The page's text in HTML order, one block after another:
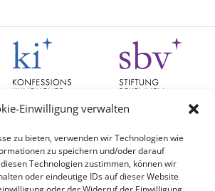
Einwilligung verwalten
zu bieten, verwenden wir Technologien wie
zu speichern und/oder darauf
Technologien zustimmen, können wir
oder eindeutige IDs auf dieser Website